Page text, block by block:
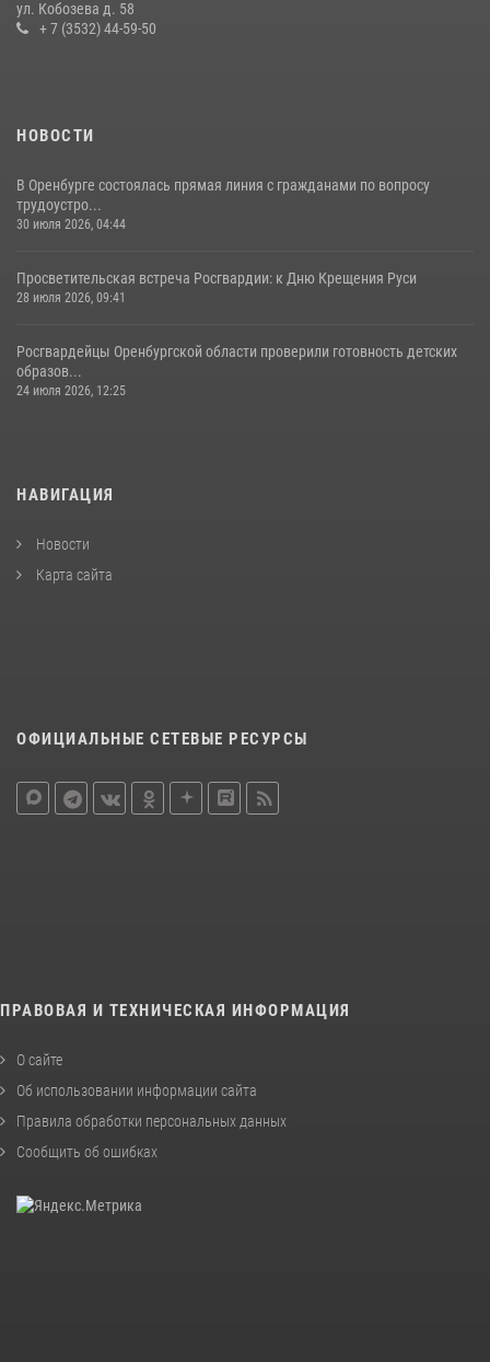
23 июля 2026, 10:47
ул. Кобозева д. 58
+ 7 (3532) 44-59-50
НОВОСТИ
В Оренбурге состоялась прямая линия с гражданами по вопросу
трудоустро...
30 июля 2026, 04:44
Просветительская встреча Росгвардии: к Дню Крещения Руси
28 июля 2026, 09:41
Росгвардейцы Оренбургской области проверили готовность детских
образов...
24 июля 2026, 12:25
НАВИГАЦИЯ
Новости
Карта сайта
ОФИЦИАЛЬНЫЕ СЕТЕВЫЕ РЕСУРСЫ
ПРАВОВАЯ И ТЕХНИЧЕСКАЯ ИНФОРМАЦИЯ
О сайте
Об использовании информации сайта
Правила обработки персональных данных
Сообщить об ошибках